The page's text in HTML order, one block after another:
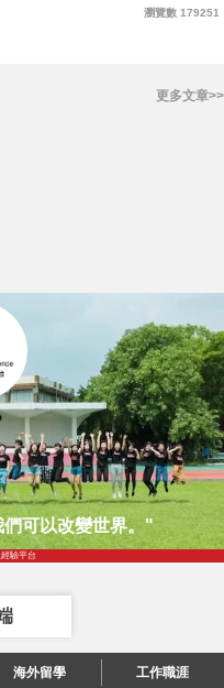
海外留學 工作職涯
瀏覽數 179251
更多文章>>
可以改變世界。"
驗平台